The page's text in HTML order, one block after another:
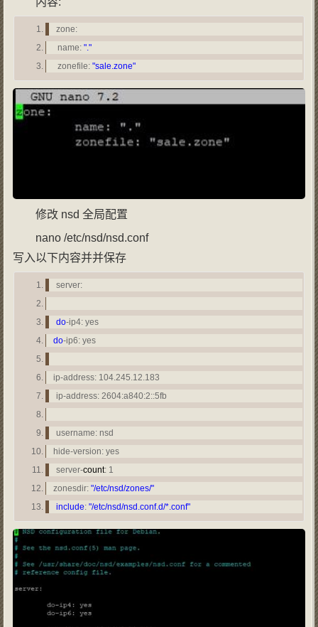
zone:
name: "."
zonefile: "sale.zone"
修改 nsd 全局配置
nano /etc/nsd/nsd.conf
写入以下内容并并保存
server:
do-ip4: yes
do-ip6: yes
ip-address: 104.245.12.183
ip-address: 2604:a840:2::5fb
username: nsd
hide-version: yes
server-count: 1
zonesdir: "/etc/nsd/zones/"
include: "/etc/nsd/nsd.conf.d/*.conf"